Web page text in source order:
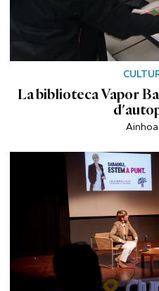
La biblioteca Vapor